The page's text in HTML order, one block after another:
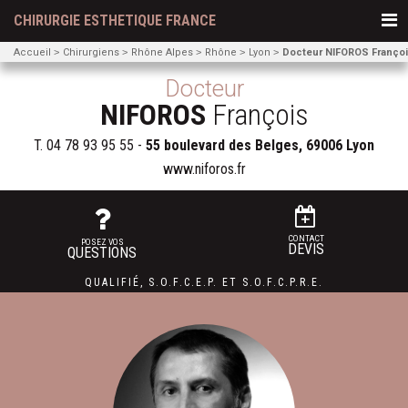
CHIRURGIE ESTHETIQUE FRANCE
Accueil Chirurgiens Rhône Alpes Rhône Lyon Docteur NIFOROS
Docteur
NIFOROS François
T. 04 78 93 95 55 - 55 boulevard des Belges, 69006 Lyon
www.niforos.fr
POSEZ VOS
QUESTIONS
CONTACT
DEVIS
QUALIFIÉ, S.O.F.C.E.P. ET S.O.F.C.P.R.E.